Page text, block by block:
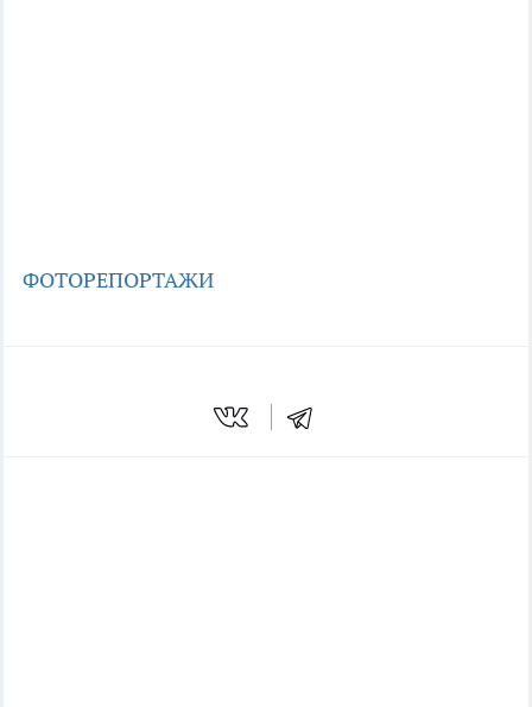
ФОТОРЕПОРТАЖИ